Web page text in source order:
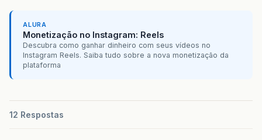
ALURA
Monetização no Instagram: Reels
Descubra como ganhar dinheiro com seus vídeos no
Instagram Reels. Saiba tudo sobre a nova monetização da
plataforma
12 Respostas